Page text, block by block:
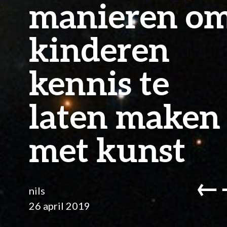
manieren
kinderen
kennis te
laten maken
met kunst
nils
26 april 2019
←